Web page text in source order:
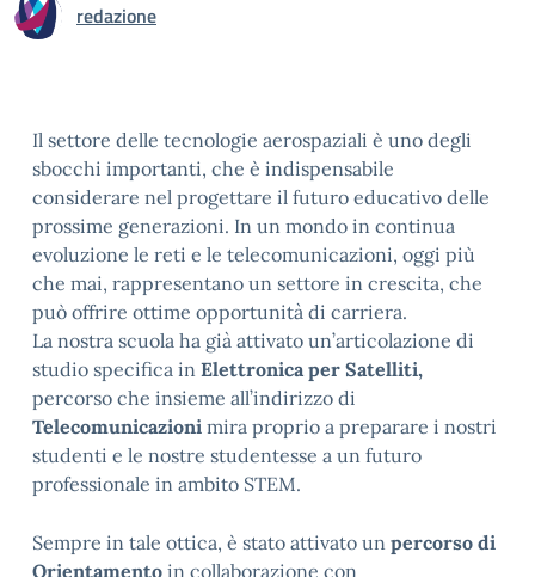
redazione
Il settore delle tecnologie aerospaziali è uno degli
sbocchi importanti, che è indispensabile
considerare nel progettare il futuro educativo delle
prossime generazioni. In un mondo in continua
evoluzione le reti e le telecomunicazioni, oggi più
che mai, rappresentano un settore in crescita, che
può offrire ottime opportunità di carriera.
La nostra scuola ha già attivato un’articolazione di
studio specifica in Elettronica per Satelliti,
percorso che insieme all’indirizzo di
Telecomunicazioni mira proprio a preparare i nostri
studenti e le nostre studentesse a un futuro
professionale in ambito STEM.
Sempre in tale ottica, è stato attivato un percorso di
Orientamento in collaborazione con